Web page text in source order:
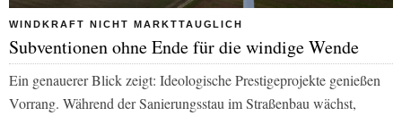
WINDKRAFT NICHT MARKTTAUGLICH
Subventionen ohne Ende für die windige Wende
Ein genauerer Blick zeigt: Ideologische Prestigeprojekte genießen
Vorrang. Während der Sanierungsstau im Straßenbau wächst,